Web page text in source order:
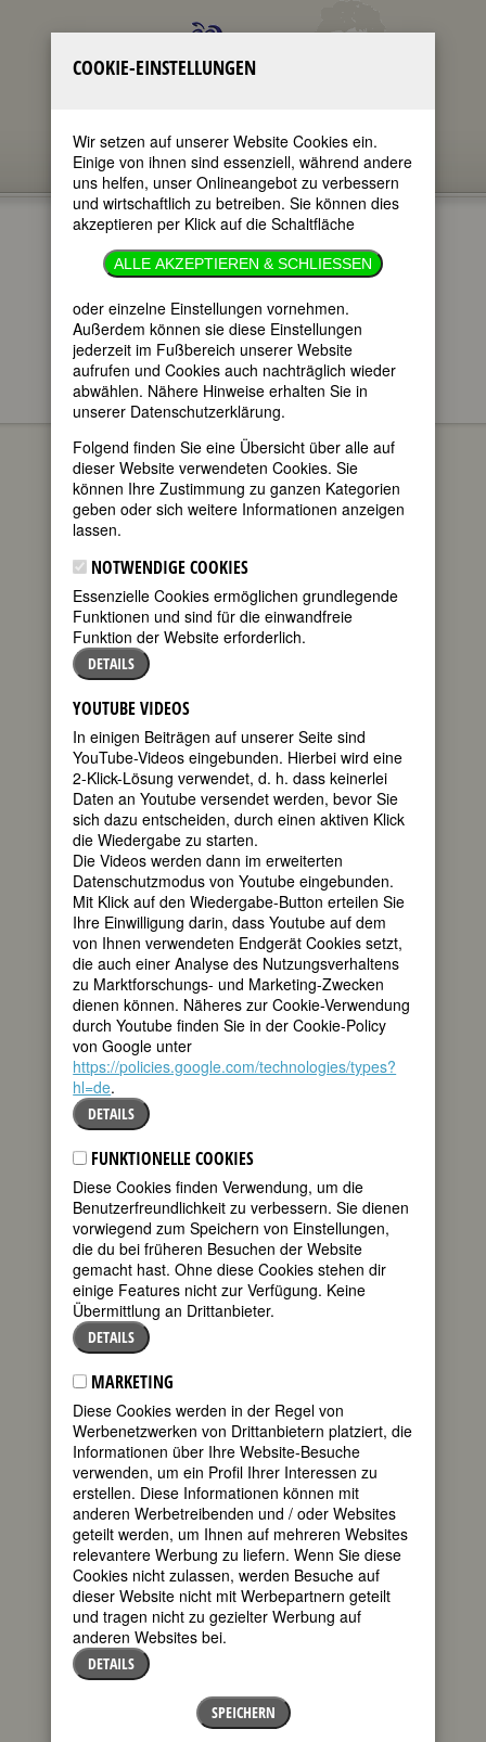
BIOGRAPHIEN
im ganzen Text
nur in Titeln
Biographien sortiert nach Nachnamen
A• B• C• D• E• F• G• H• I• J•
K• L• M• N• O• P• Q• R• S•
T•
M
Maar, Dora
Maarsen, Jacqueline van
Maathai, Wangari
Mabry, Hannelore
MacArthur, Ellen
MacLaine, Shirley
Madonna
Mae, Vanessa
Maffei, Clara
Magnani, Anna
Magnani, Franca
Mahler-Werfel, Alma
Maier, Ruth
Maier, Vivian
Maillart, Ella K.
Makatsch, Heike
Makeba, Miriam
Malibran, Maria
Malten, Therese
Maltzan, Maria Gräfin von
Mam, Somaly
Mammen, Jeanne
Mandela, Winnie
Mandelstam, Nadeschda
Mankiller, Wilma
Mann, Carla
Mann, Erika
Mann, Katia
Mann, Leonie
Mann, Monika
Mann-Borgese, Elisabeth
Mann-Kröger, Nelly
Mannheim, Lucie
Mansfield, Katherine
Manus, Rosa
Marc, Maria
Marcet, Jane
Marewna (Maria Worobjowa-
Stebelskaja)
Marezoll, Louise
Margarete von Navarra
Margarete von Tirol
Maria Karolina von Österreich
Maria Pawlowna, Großherzogin von
Sachsen-Weimar
Maria Theresia
Maria Theresia, genannt Maria von
Österreich
Maria von Jever
Maria von Ungarn
Marie Antoinette
Marie Thérèse, Herzogin von
COOKIE-EINSTELLUNGEN
Wir setzen auf unserer Website Cookies ein.
Einige von ihnen sind essenziell, während andere
uns helfen, unser Onlineangebot zu verbessern
und wirtschaftlich zu betreiben. Sie können dies
akzeptieren per Klick auf die Schaltfläche
ALLE AKZEPTIEREN & SCHLIESSEN
oder einzelne Einstellungen vornehmen.
Außerdem können sie diese Einstellungen
jederzeit im Fußbereich unserer Website
aufrufen und Cookies auch nachträglich wieder
abwählen. Nähere Hinweise erhalten Sie in
unserer Datenschutzerklärung.
Folgend finden Sie eine Übersicht über alle auf
dieser Website verwendeten Cookies. Sie
können Ihre Zustimmung zu ganzen Kategorien
geben oder sich weitere Informationen anzeigen
lassen.
NOTWENDIGE COOKIES
Essenzielle Cookies ermöglichen grundlegende
Funktionen und sind für die einwandfreie
Funktion der Website erforderlich.
DETAILS
YOUTUBE VIDEOS
In einigen Beiträgen auf unserer Seite sind
YouTube-Videos eingebunden. Hierbei wird eine
2-Klick-Lösung verwendet, d. h. dass keinerlei
Daten an Youtube versendet werden, bevor Sie
sich dazu entscheiden, durch einen aktiven Klick
die Wiedergabe zu starten.
Die Videos werden dann im erweiterten
Datenschutzmodus von Youtube eingebunden.
Mit Klick auf den Wiedergabe-Button erteilen Sie
Ihre Einwilligung darin, dass Youtube auf dem
von Ihnen verwendeten Endgerät Cookies setzt,
die auch einer Analyse des Nutzungsverhaltens
zu Marktforschungs- und Marketing-Zwecken
dienen können. Näheres zur Cookie-Verwendung
durch Youtube finden Sie in der Cookie-Policy
von Google unter
https://policies.google.com/technologies/types?
hl=de.
DETAILS
FUNKTIONELLE COOKIES
Diese Cookies finden Verwendung, um die
Benutzerfreundlichkeit zu verbessern. Sie dienen
vorwiegend zum Speichern von Einstellungen,
die du bei früheren Besuchen der Website
gemacht hast. Ohne diese Cookies stehen dir
einige Features nicht zur Verfügung. Keine
Übermittlung an Drittanbieter.
DETAILS
MARKETING
Diese Cookies werden in der Regel von
Werbenetzwerken von Drittanbietern platziert, die
Informationen über Ihre Website-Besuche
verwenden, um ein Profil Ihrer Interessen zu
erstellen. Diese Informationen können mit
anderen Werbetreibenden und / oder Websites
geteilt werden, um Ihnen auf mehreren Websites
relevantere Werbung zu liefern. Wenn Sie diese
Cookies nicht zulassen, werden Besuche auf
dieser Website nicht mit Werbepartnern geteilt
und tragen nicht zu gezielter Werbung auf
anderen Websites bei.
DETAILS
SPEICHERN